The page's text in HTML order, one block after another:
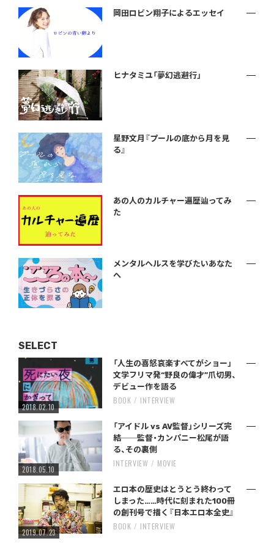
岡田ロビン翔子によるエッセイ
ヒナタミユ「夢幻逃避行」
星野文月『プールの底から月を見
る』
あの人のカルチャー遍歴辿ってみ
た
メンタルヘルスを学びたいあなた
へ
SELECT
2018.02.10
「人生の喜怒哀楽すべてがショー」
文学フリマ発“野良の偉才”爪切男、
デビュー作を語る
BOOK INTERVIEW
2018.05.10
「アイドル vs AV監督」シリーズ完
結──監督・カンパニー松尾が語
る、その裏側
INTERVIEW MOVIE
2019.07.23
エロ本の歴史はとうとう終わって
しまった……時代に刻まれた100冊
の創刊号で描く『日本エロ本全史』
BOOK INTERVIEW